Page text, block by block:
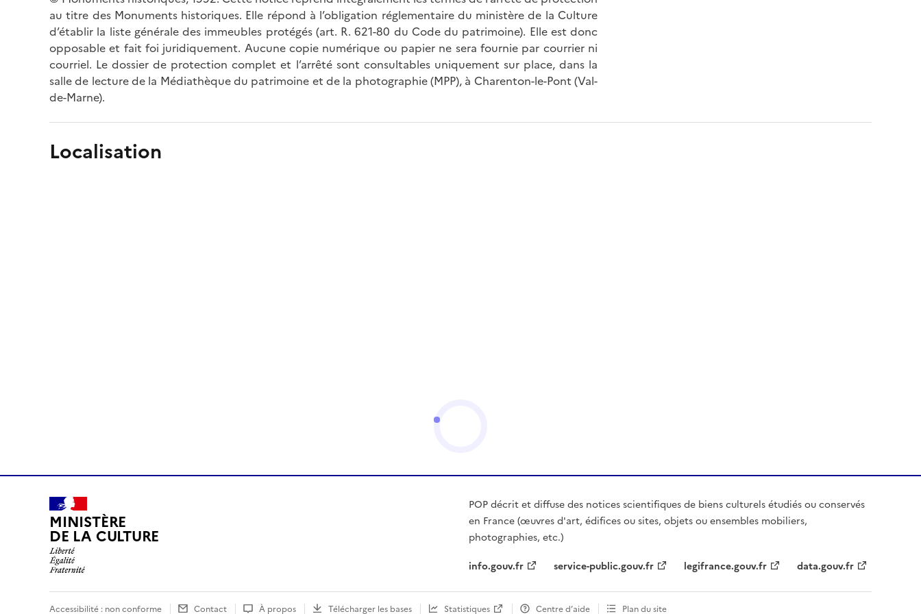
au titre des Monuments historiques. Elle répond à l’obligation réglementaire du ministère de la Culture
d’établir la liste générale des immeubles protégés (art. R. 621-80 du Code du patrimoine). Elle est donc
opposable et fait foi juridiquement. Aucune copie numérique ou papier ne sera fournie par courrier ni
courriel. Le dossier de protection complet et l’arrêté sont consultables uniquement sur place, dans la
salle de lecture de la Médiathèque du patrimoine et de la photographie (MPP), à Charenton-le-Pont (Val-
de-Marne).
Localisation
MINISTÈRE
DE LA CULTURE
POP décrit et diffuse des notices scientifiques de biens culturels étudiés ou conservés
en France (œuvres d'art, édifices ou sites, objets ou ensembles mobiliers,
photographies, etc.)
info.gouv.fr
service-public.gouv.fr legifrance.gouv.fr data.gouv.fr
Accessibilité : non conforme Contact À propos Télécharger les bases Statistiques Centre d’aide Plan du site